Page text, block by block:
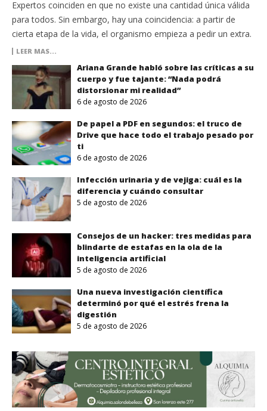
Expertos coinciden en que no existe una cantidad única válida
para todos. Sin embargo, hay una coincidencia: a partir de
cierta etapa de la vida, el organismo empieza a pedir un extra.
LEER MAS...
Ariana Grande habló sobre las críticas a su
cuerpo y fue tajante: “Nada podrá
distorsionar mi realidad”
6 de agosto de 2026
De papel a PDF en segundos: el truco de
Drive que hace todo el trabajo pesado por
ti
6 de agosto de 2026
Infección urinaria y de vejiga: cuál es la
diferencia y cuándo consultar
5 de agosto de 2026
Consejos de un hacker: tres medidas para
blindarte de estafas en la ola de la
inteligencia artificial
5 de agosto de 2026
Una nueva investigación científica
determinó por qué el estrés frena la
digestión
5 de agosto de 2026